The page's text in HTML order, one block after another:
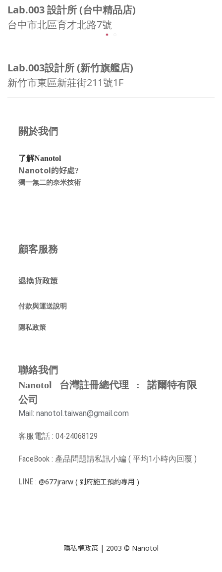
Lab.003 設計所 (台中精品店)
台中市北區育才北路7號
Lab.003設計所 (新竹旗艦店)
新竹市東區新莊街211號1F
關於我們
了解Nanotol
Nanotol的好處?
獨一無二的奈米技術
顧客服務
退換貨政策
付款與運送說明
隱私政策
聯絡我們
Nanotol 台灣註冊總代理 : 諾爾特有限
公司
Mail: nanotol.taiwan@gmail.com
客服電話 : 04-24068129
FaceBook : 產品問題請私訊小編 ( 平均1小時內回覆 )
LINE : @677jrarw ( 到府施工預約專用 )
隱私權政策 | 2003 © Nanotol